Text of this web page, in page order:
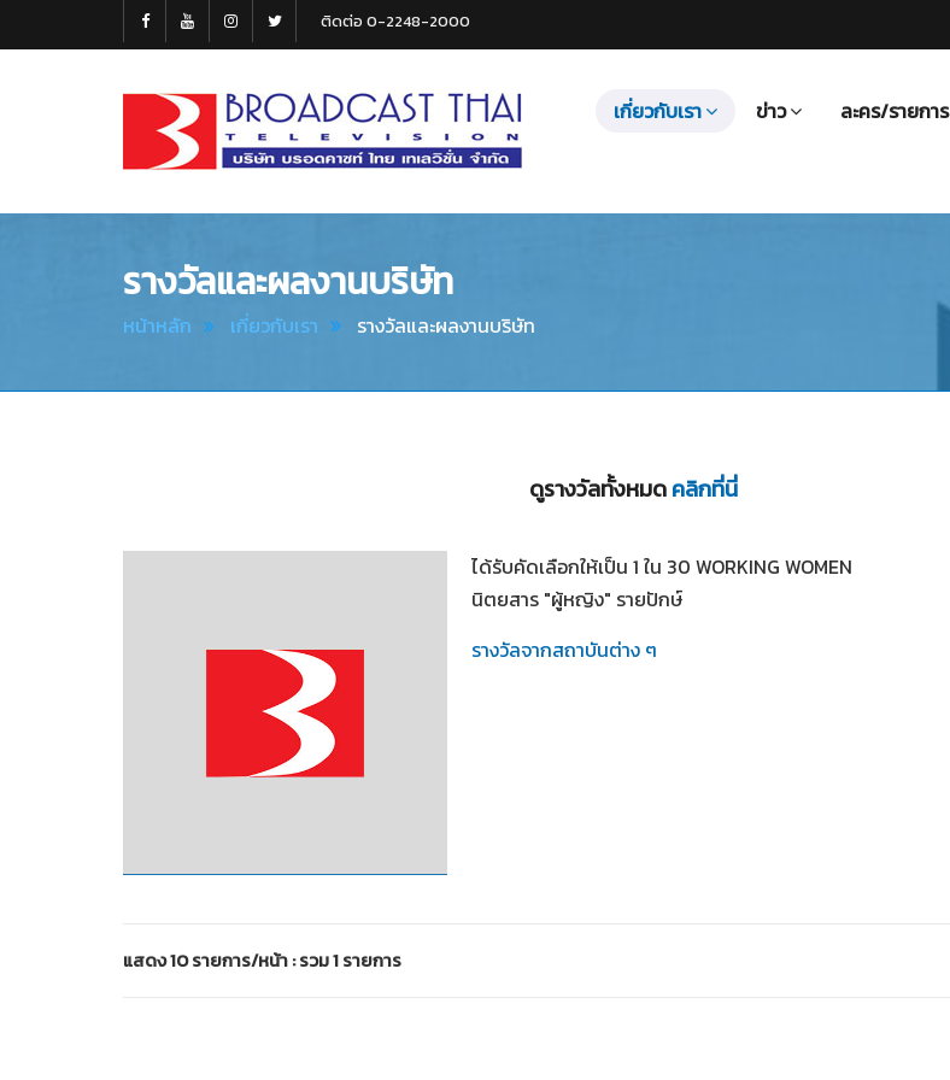
ติดต่อ 0-2248-2000
Thai
เกี่ยวกับเรา ข่าว ละคร/รายการ
รางวัลและผลงานบริษัท
หน้าหลัก เกี่ยวกับเรา รางวัลและผลงานบริษัท
ดูรางวัลทั้งหมดคลิกที่นี่
ได้รับคัดเลือกให้เป็น 1 ใน 30 WORKING WOMEN
นิตยสาร "ผู้หญิง" รายปักษ์
รางวัลจากสถาบันต่าง ๆ
แสดง 10 รายการ/หน้า : รวม 1 รายการ